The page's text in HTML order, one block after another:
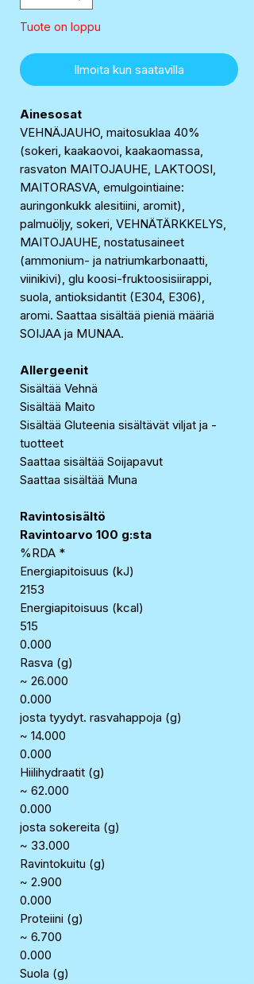
Tuote on loppu
Ilmoita kun saatavilla
Ainesosat
VEHNÄJAUHO, maitosuklaa 40%
(sokeri, kaakaovoi, kaakaomassa,
rasvaton MAITOJAUHE, LAKTOOSI,
MAITORASVA, emulgointiaine:
auringonkukk alesitiini, aromit),
palmuöljy, sokeri, VEHNÄTÄRKKELYS,
MAITOJAUHE, nostatusaineet
(ammonium- ja natriumkarbonaatti,
viinikivi), glu koosi-fruktoosisiirappi,
suola, antioksidantit (E304, E306),
aromi. Saattaa sisältää pieniä määriä
SOIJAA ja MUNAA.
Allergeenit
Sisältää Vehnä
Sisältää Maito
Sisältää Gluteenia sisältävät viljat ja -
tuotteet
Saattaa sisältää Soijapavut
Saattaa sisältää Muna
Ravintosisältö
Ravintoarvo 100 g:sta
%RDA *
Energiapitoisuus (kJ)
2153
Energiapitoisuus (kcal)
515
0.000
Rasva (g)
~ 26.000
0.000
josta tyydyt. rasvahappoja (g)
~ 14.000
0.000
Hiilihydraatit (g)
~ 62.000
0.000
josta sokereita (g)
~ 33.000
Ravintokuitu (g)
~ 2.900
0.000
Proteiini (g)
~ 6.700
0.000
Suola (g)